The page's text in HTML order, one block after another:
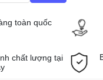
toàn quốc
chất lượng tại